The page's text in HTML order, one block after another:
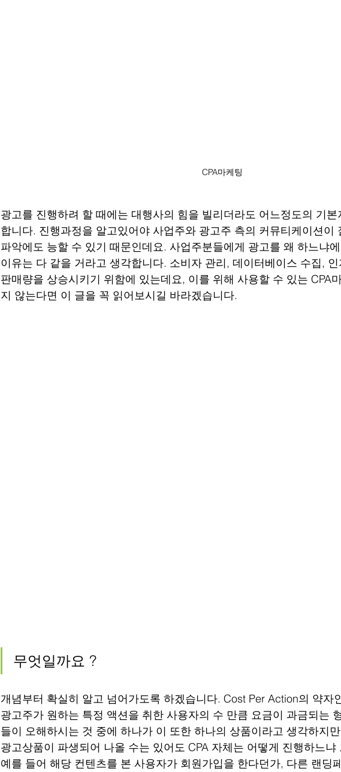
CPA마케팅
광고를 진행하려 할 때에는 대행사의 힘을 빌리더라도 어느정도의 기
합니다. 진행과정을 알고있어야 사업주와 광고주 측의 커뮤티케이션이
파악에도 능할 수 있기 때문인데요. 사업주분들에게 광고를 왜 하느냐
이유는 다 같을 거라고 생각합니다. 소비자 관리, 데이터베이스 수집,
판매량을 상승시키기 위함에 있는데요, 이를 위해 사용할 수 있는 CPA
지 않는다면 이 글을 꼭 읽어보시길 바라겠습니다.
무엇일까요 ?
개념부터 확실히 알고 넘어가도록 하겠습니다. Cost Per Action의 약자
광고주가 원하는 특정 액션을 취한 사용자의 수 만큼 요금이 과금되는
들이 오해하시는 것 중에 하나가 이 또한 하나의 상품이라고 생각하지
광고상품이 파생되어 나올 수는 있어도 CPA 자체는 어떻게 진행하느냐
예를 들어 해당 컨텐츠를 본 사용자가 회원가입을 한다던가, 다른 랜딩